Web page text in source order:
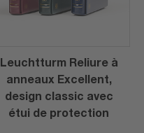
Leuchtturm Reliure à
anneaux Excellent,
design classic avec
étui de protection